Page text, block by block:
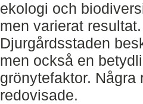
ekologi och
men varierat
Djurgårdsstaden
men också en
grönytefaktor.
redovisade.